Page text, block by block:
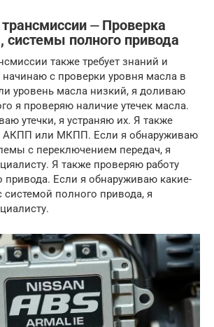
⏤ Проверка
полного привода
также требует знаний и
с проверки уровня масла в
уровень масла низкий, я доливаю
я проверяю наличие утечек масла.
утечки, я устраняю их. Я также
АКПП или МКПП. Если я обнаруживаю
с переключением передач, я
Я также проверяю работу
привода. Если я обнаруживаю какие-
полного привода, я